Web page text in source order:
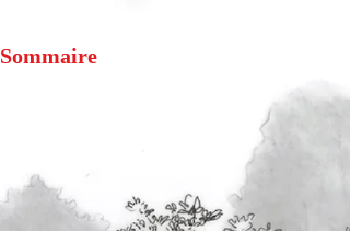
Sommaire